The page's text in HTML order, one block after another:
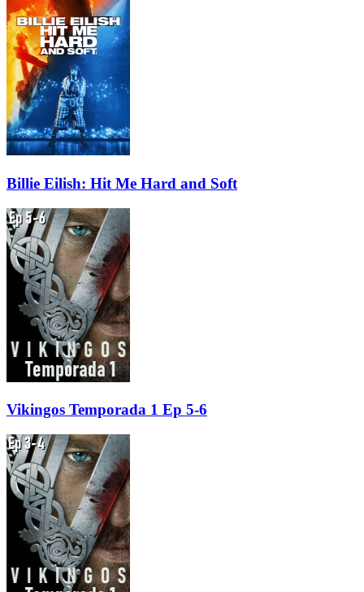
Billie Eilish: Hit Me Hard and Soft
Vikingos Temporada 1 Ep 5-6